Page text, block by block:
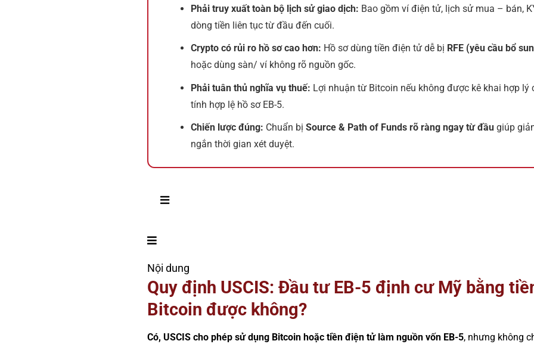
Phải truy xuất toàn bộ lịch sử giao dịch: Bao gồm ví điện tử, lịch sử mua – bán,
dòng tiền liên tục từ đầu đến cuối.
Crypto có rủi ro hồ sơ cao hơn: Hồ sơ dùng tiền điện tử dễ bị RFE (yêu cầu bổ
hoặc dùng sàn/ ví không rõ nguồn gốc.
Phải tuân thủ nghĩa vụ thuế: Lợi nhuận từ Bitcoin nếu không được kê khai hợp lý
tính hợp lệ hồ sơ EB-5.
Chiến lược đúng: Chuẩn bị Source & Path of Funds rõ ràng ngay từ đầugiúp
ngắn thời gian xét duyệt.
Nội dung
Quy định USCIS: Đầu tư EB-5 định cư Mỹ bằng
Bitcoin được không?
Có, USCIS cho phép sử dụng Bitcoin hoặc tiền điện tử làm nguồn vốn EB-5, nhưng không